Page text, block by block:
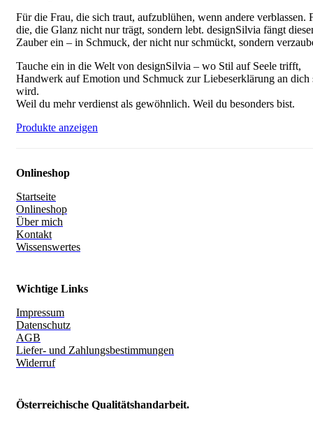
Für die Frau, die sich traut, aufzublühen, wenn andere verblassen.
die, die Glanz nicht nur trägt, sondern lebt. designSilvia fängt
Zauber ein – in Schmuck, der nicht nur schmückt, sondern
Tauche ein in die Welt von designSilvia – wo Stil auf Seele trifft,
Handwerk auf Emotion und Schmuck zur Liebeserklärung an dich
wird.
Weil du mehr verdienst als gewöhnlich. Weil du besonders bist.
Produkte anzeigen
Onlineshop
Startseite
Onlineshop
Über mich
Kontakt
Wissenswertes
Wichtige Links
Impressum
Datenschutz
AGB
Liefer- und Zahlungsbestimmungen
Widerruf
Österreichische Qualitätshandarbeit.